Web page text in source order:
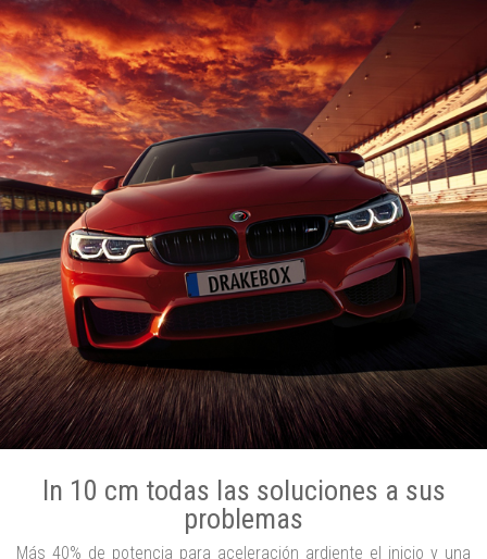
In 10 cm todas las soluciones a sus
problemas
Más 40% de potencia para aceleración ardiente el inicio y una